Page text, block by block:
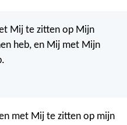
Mij te zitten op Mijn
heb, en Mij met Mijn
met Mij te zitten op mijn